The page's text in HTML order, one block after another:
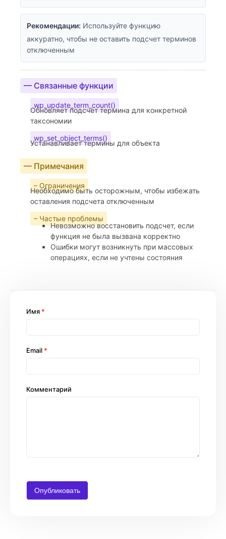
Рекомендации: Используйте функцию
аккуратно, чтобы не оставить подсчет терминов
отключенным
— Связанные функции
wp_update_term_count()
Обновляет подсчет термина для конкретной
таксономии
wp_set_object_terms()
Устанавливает термины для объекта
— Примечания
– Ограничения
Необходимо быть осторожным, чтобы избежать
оставления подсчета отключенным
– Частые проблемы
Невозможно восстановить подсчет, если
функция не была вызвана корректно
Ошибки могут возникнуть при массовых
операциях, если не учтены состояния
Комментарий
Имя *
Email *